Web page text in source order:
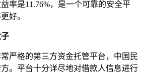
率是11.76%，是一个可靠的安全平
好。
严格的第三方资金托管平台，中国民
。平台十分详尽地对借款人信息进行